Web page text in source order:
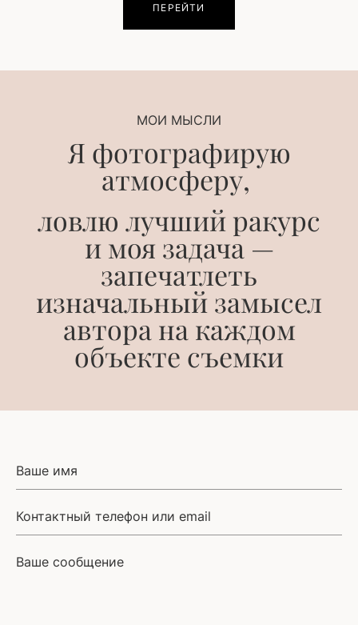
ПЕРЕЙТИ
МОИ МЫСЛИ
Я фотографирую
атмосферу,
ловлю лучший ракурс
и моя задача —
запечатлеть
изначальный замысел
автора на каждом
объекте съемки